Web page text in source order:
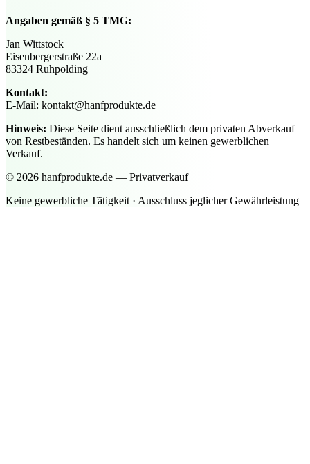
Angaben gemäß § 5 TMG:
Jan Wittstock
Eisenbergerstraße 22a
83324 Ruhpolding
Kontakt:
E-Mail: kontakt@hanfprodukte.de
Hinweis: Diese Seite dient ausschließlich dem privaten Abverkauf
von Restbeständen. Es handelt sich um keinen gewerblichen
Verkauf.
© 2026 hanfprodukte.de — Privatverkauf
Keine gewerbliche Tätigkeit · Ausschluss jeglicher Gewährleistung